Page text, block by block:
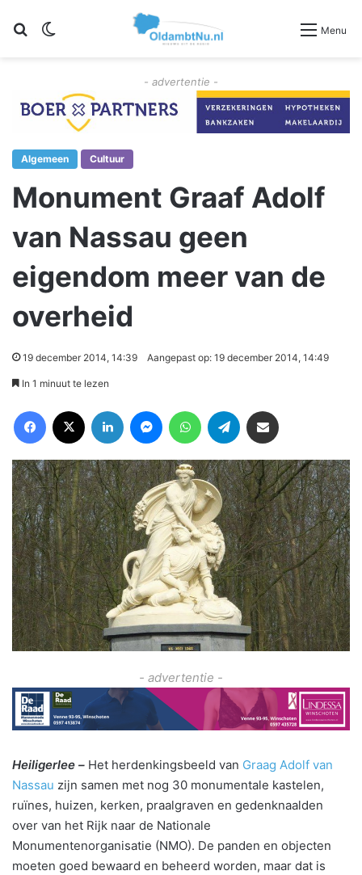
Zoeken Menu
- advertentie -
Algemeen Cultuur
Monument Graaf Adolf
van Nassau geen
eigendom meer van de
overheid
19 december 2014, 14:39 Aangepast op: 19 december 2014, 14:49
In 1 minuut te lezen
- advertentie -
Heiligerlee – Het herdenkingsbeeld van Graag Adolf van
Nassau zijn samen met nog 30 monumentale kastelen,
ruïnes, huizen, kerken, praalgraven en gedenknaalden
over van het Rijk naar de Nationale
Monumentenorganisatie (NMO). De panden en objecten
moeten goed bewaard en beheerd worden, maar dat is